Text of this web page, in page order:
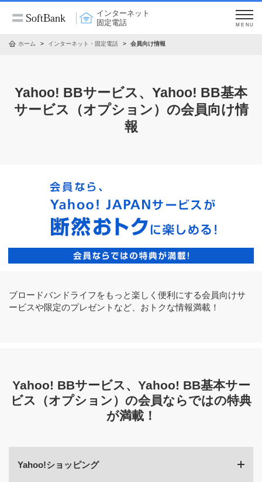
インターネット
固定電話
MENU
ホーム インターネット・固定電話 会員向け情報
Yahoo! BBサービス、Yahoo! BB基本
サービス（オプション）の会員向け情
報
ブロードバンドライフをもっと楽しく便利にする会員向けサ
ービスや限定のプレゼントなど、おトクな情報満載！
Yahoo! BBサービス、Yahoo! BB基本サー
ビス（オプション）の会員ならではの特典
が満載！
Yahoo!ショッピング